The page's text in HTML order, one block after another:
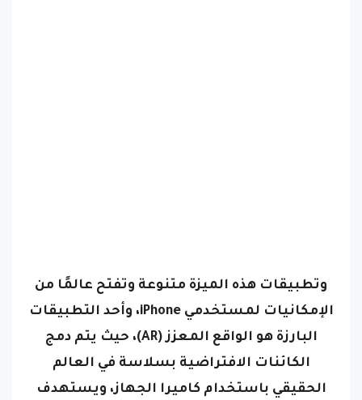
وتطبيقات هذه الميزة متنوعة وتفتح عالمًا من
الإمكانيات لمستخدمي iPhone،
وأحد التطبيقات
البارزة هو الواقع المعزز (AR)، حيث يتم دمج
الكائنات الافتراضية بسلاسة في العالم
الحقيقي باستخدام كاميرا الجهاز، ويستهدف